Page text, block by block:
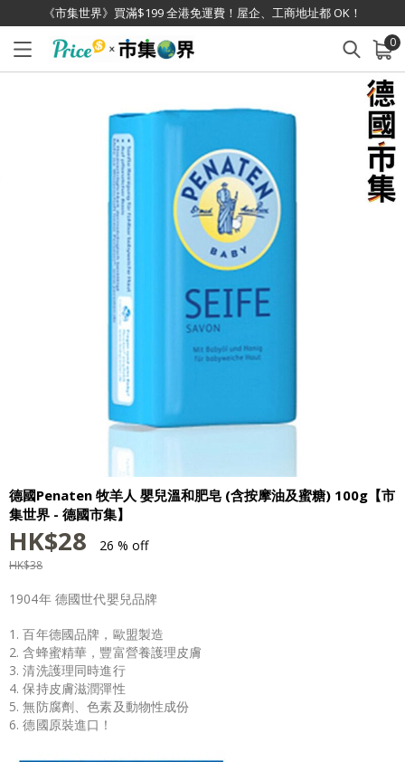
《市集世界》買滿$199 全港免運費！屋企、工商地址都 OK！
0
已加入購物車 查看
德國Penaten 牧羊人 嬰兒溫和肥皂 (含按摩油及蜜糖) 100g【市
集世界 - 德國市集】
HK$28 26 % off
HK$38
1904年 德國世代嬰兒品牌
1. 百年德國品牌，歐盟製造
2. 含蜂蜜精華，豐富營養護理皮膚
3. 清洗護理同時進行
4. 保持皮膚滋潤彈性
5. 無防腐劑、色素及動物性成份
6. 德國原裝進口！